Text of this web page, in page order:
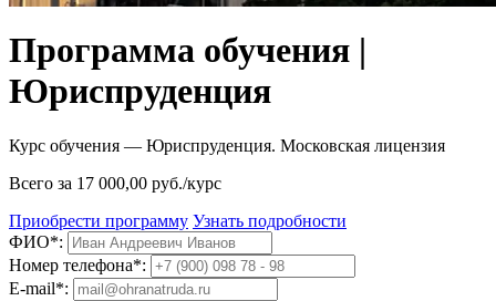
Программа обучения |
Юриспруденция
Курс обучения — Юриспруденция. Московская лицензия
Всего за 17 000,00 руб./курс
Приобрести программу Узнать подробности
ФИО*:
Номер телефона*:
E-mail*: